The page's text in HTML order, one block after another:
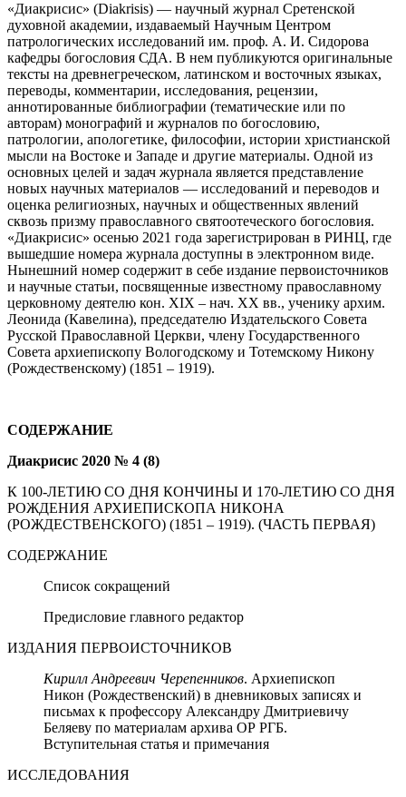
«Диакрисис» (Diakrisis) — научный журнал Сретенской
духовной академии, издаваемый Научным Центром
патрологических исследований им. проф. А. И. Сидорова
кафедры богословия СДА. В нем публикуются оригинальные
тексты на древнегреческом, латинском и восточных языках,
переводы, комментарии, исследования, рецензии,
аннотированные библиографии (тематические или по
авторам) монографий и журналов по богословию,
патрологии, апологетике, философии, истории христианской
мысли на Востоке и Западе и другие материалы. Одной из
основных целей и задач журнала является представление
новых научных материалов — исследований и переводов и
оценка религиозных, научных и общественных явлений
сквозь призму православного святоотеческого богословия.
«Диакрисис» осенью 2021 года зарегистрирован в РИНЦ, где
вышедшие номера журнала доступны в электронном виде.
Нынешний номер содержит в себе издание первоисточников
и научные статьи, посвященные известному православному
церковному деятелю кон. XIX – нач. XX вв., ученику архим.
Леонида (Кавелина), председателю Издательского Совета
Русской Православной Церкви, члену Государственного
Совета архиепископу Вологодскому и Тотемскому Никону
(Рождественскому) (1851 – 1919).
СОДЕРЖАНИЕ
Диакрисис 2020 № 4 (8)
К 100-ЛЕТИЮ СО ДНЯ КОНЧИНЫ И 170-ЛЕТИЮ СО ДНЯ
РОЖДЕНИЯ АРХИЕПИСКОПА НИКОНА
(РОЖДЕСТВЕНСКОГО) (1851 – 1919). (ЧАСТЬ ПЕРВАЯ)
СОДЕРЖАНИЕ
Список сокращений
Предисловие главного редактор
ИЗДАНИЯ ПЕРВОИСТОЧНИКОВ
Кирилл Андреевич Черепенников. Архиепископ
Никон (Рождественский) в дневниковых записях и
письмах к профессору Александру Дмитриевичу
Беляеву по материалам архива ОР РГБ.
Вступительная статья и примечания
ИССЛЕДОВАНИЯ